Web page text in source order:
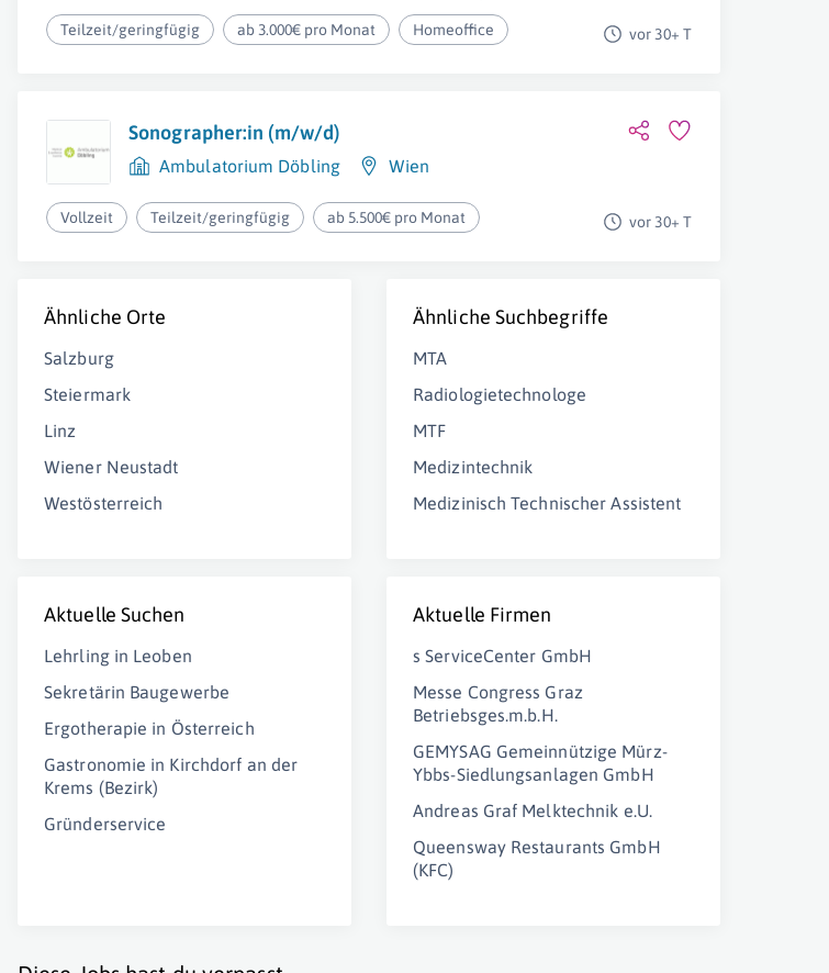
Teilzeit/geringfügig ab 3.000€ pro Monat Homeoffice vor 30+ T
Sonographer:in (m/w/d)
Ambulatorium Döbling Wien
Vollzeit Teilzeit/geringfügig ab 5.500€ pro Monat vor 30+ T
Ähnliche Orte
Salzburg
Steiermark
Linz
Wiener Neustadt
Westösterreich
Ähnliche Suchbegriffe
MTA
Radiologietechnologe
MTF
Medizintechnik
Medizinisch Technischer Assistent
Aktuelle Suchen
Lehrling in Leoben
Sekretärin Baugewerbe
Ergotherapie in Österreich
Gastronomie in Kirchdorf an der
Krems (Bezirk)
Gründerservice
Aktuelle Firmen
s ServiceCenter GmbH
Messe Congress Graz
Betriebsges.m.b.H.
GEMYSAG Gemeinnützige Mürz-
Ybbs-Siedlungsanlagen GmbH
Andreas Graf Melktechnik e.U.
Queensway Restaurants GmbH
(KFC)